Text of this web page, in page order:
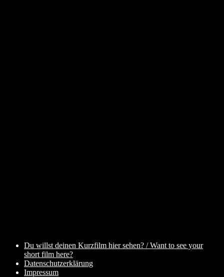
Du willst deinen Kurzfilm hier sehen? / Want to see your
short film here?
Datenschutzerklärung
Impressum